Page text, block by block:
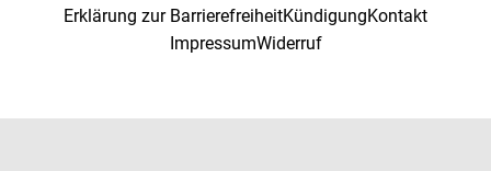
Erklärung zur BarrierefreiheitKündigungKontakt
ImpressumWiderruf